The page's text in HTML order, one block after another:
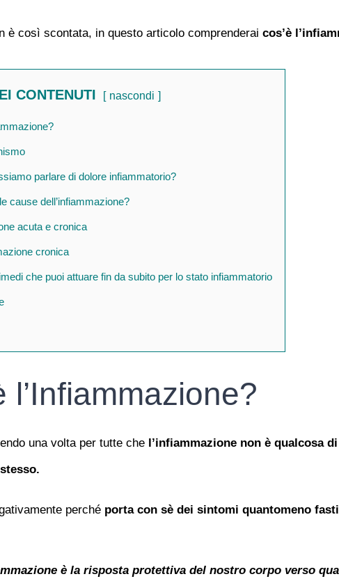
è così scontata, in questo articolo comprenderai cos’è
CONTENUTI nascondi
parlare di dolore infiammatorio?
cause dell’infiammazione?
acuta e cronica
cronica
che puoi attuare fin da subito per lo stato infiammatorio
l’Infiammazione?
una volta per tutte chel’infiammazione non è qualcosa
perché porta con sè dei sintomi quantomeno
è la risposta protettiva del nostro corpo verso